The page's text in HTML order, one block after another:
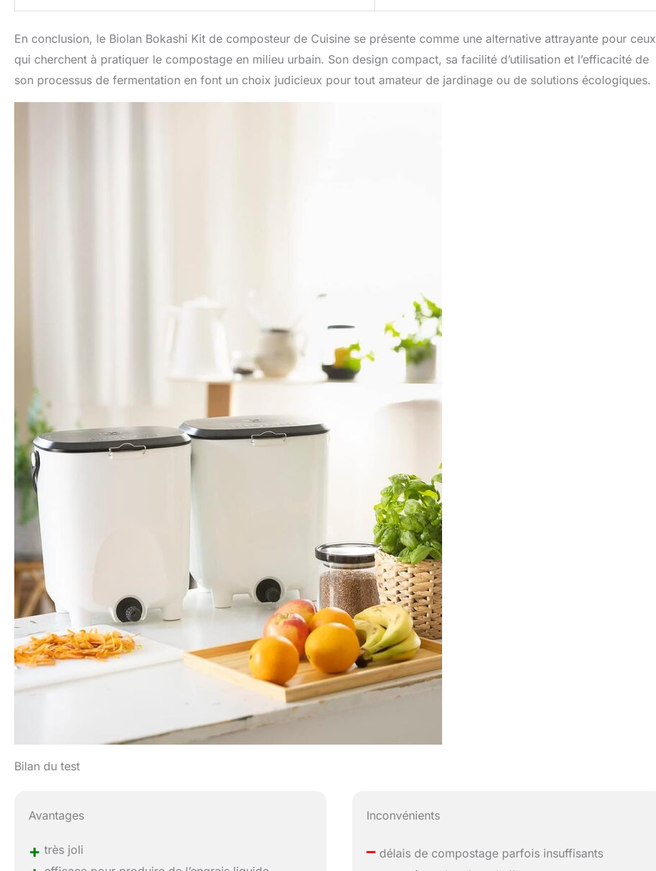
En conclusion, le Biolan Bokashi Kit de composteur de Cuisine se présente comme une alternative attrayante pour ceux
qui cherchent à pratiquer le compostage en milieu urbain. Son design compact, sa facilité d’utilisation et l’efficacité de
son processus de fermentation en font un choix judicieux pour tout amateur de jardinage ou de solutions écologiques.
Bilan du test
Avantages
+ très joli
Inconvénients
– délais de compostage parfois insuffisants